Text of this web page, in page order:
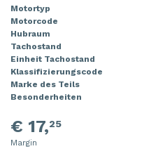
Motortyp
Motorcode
Hubraum
Tachostand
Einheit Tachostand
Klassifizierungscode
Marke des Teils
Besonderheiten
€ 17,25
Margin